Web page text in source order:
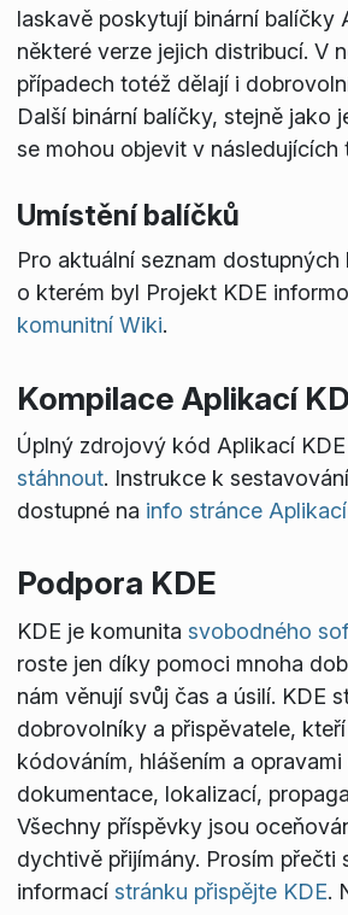
laskavě poskytují binární balíčky
některé verze jejich distribucí. V
případech totéž dělají i
Další binární balíčky, stejně jako
se mohou objevit v následujících
Umístění balíčků
Pro aktuální seznam dostupných
o kterém byl Projekt KDE
komunitní Wiki.
Kompilace Aplikací
Úplný zdrojový kód Aplikací KDE
stáhnout. Instrukce k
dostupné na info stránce Aplikací
Podpora KDE
KDE je komunita svobodného
roste jen díky pomoci mnoha
nám věnují svůj čas a úsilí. KDE
dobrovolníky a přispěvatele,
kódováním, hlášením a opravami
dokumentace, lokalizací,
Všechny příspěvky jsou
dychtivě přijímány. Prosím přečti
informací stránku přispějte KDE.